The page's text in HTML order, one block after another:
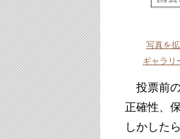
写真を
ギャラリ
投票前の
正確性、
しかした